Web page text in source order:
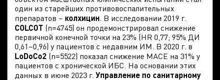
один из старейших противовоспалительных
препаратов – колхицин. В исследовании 2019 г.
COLCOT (n=4745) он продемонстрировал снижение
первичной конечной точки на 23% (HR 0,77; 95% ДИ
0,61–0,96) у пациентов с недавним ИМ. В 2020 г. в
LoDoCo2 (n=5522) показал снижение MACE на 31% у
пациентов с хронической ИБС. На основании этих
данных в июне 2023 г. Управление по санитарному